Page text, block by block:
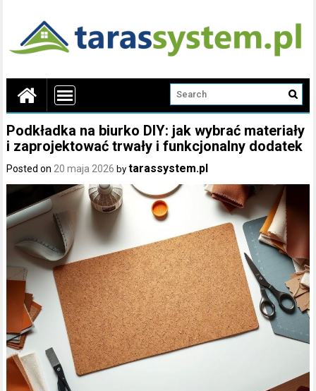
Podkładka na biurko DIY: jak wybrać materiały
i zaprojektować trwały i funkcjonalny dodatek
Posted on 20 maja 2026 bytarassystem.pl